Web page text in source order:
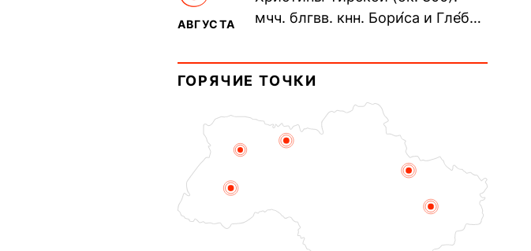
АВГУСТА
мчч. блгвв. кнн. Бори́са и Гле́ба,
Дави́да (1015). Прп....
ГОРЯЧИЕ ТОЧКИ